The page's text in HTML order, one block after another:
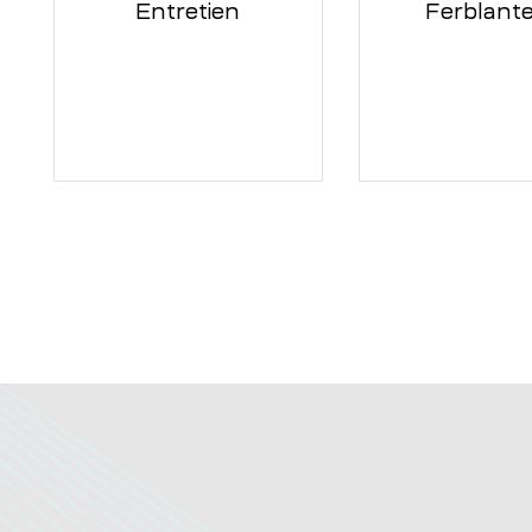
Entretien